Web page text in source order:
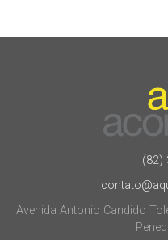
(82)
Avenida Antonio Candido